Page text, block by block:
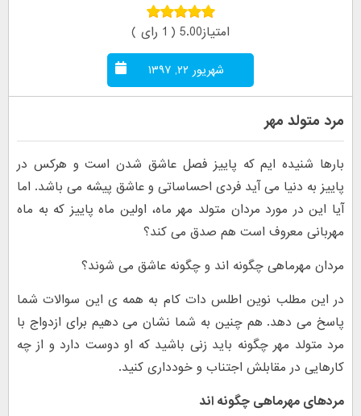
امتیاز5.00 ( 1 رای )
شهریور ۲۲, ۱۳۹۷
مرد متولد مهر
بارها شنیده ایم که پاییز فصل عاشق شدن است و هرکس در
پاییز به دنیا می آید فردی احساساتی و عاشق پیشه می باشد. اما
آیا این در مورد مردان متولد مهر ماه، اولین ماه پاییز که به ماه
مهربانی معروف است هم صدق می کند؟
مردان مهرماهی چگونه اند و چگونه عاشق می شوند؟
در این مطلب نوین اطلس دات کام به همه ی این سوالات شما
پاسخ می دهد. هم چنین به شما نشان می دهیم برای ازدواج با
مرد متولد مهر چگونه باید زنی باشید که او دوست دارد و از چه
کارهایی در مقابلش اجتناب و خودداری کنید.
مردهای مهرماهی چگونه اند